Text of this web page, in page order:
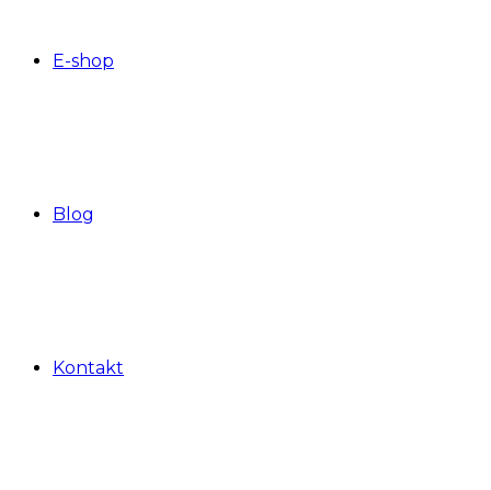
E-shop
Blog
Kontakt